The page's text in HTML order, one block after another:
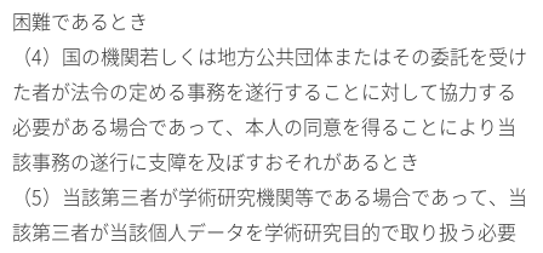
困難であるとき
（4）国の機関若しくは地方公共団体またはその委託を受け
た者が法令の定める事務を遂行することに対して協力する
必要がある場合であって、本人の同意を得ることにより当
該事務の遂行に支障を及ぼすおそれがあるとき
（5）当該第三者が学術研究機関等である場合であって、当
該第三者が当該個人データを学術研究目的で取り扱う必要